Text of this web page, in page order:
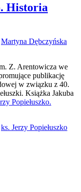
Historia
Martyna Dębczyńska
Z. Arentowicza we
publikację
w związku z 40.
Książka Jakuba
Popiełuszko.
ks. Jerzy Popiełuszko